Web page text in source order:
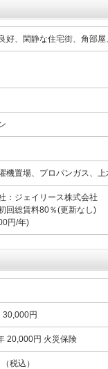
好、閑静な住宅街、角部
機置場、プロパンガス、上
：ジェイリース株式会社
回総賃料80％(更新なし
円/年)
円
20,000円 火災保険
税込）